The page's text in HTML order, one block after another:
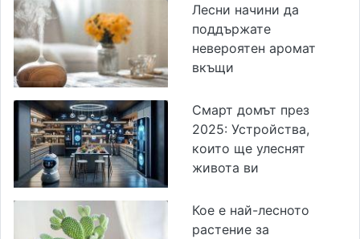
Лесни начини да
поддържате
невероятен аромат
вкъщи
Смарт домът през
2025: Устройства,
които ще улеснят
живота ви
Кое е най-лесното
растение за